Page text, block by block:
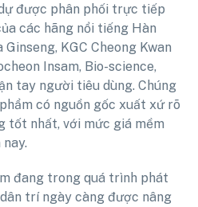
được phân phối trực tiếp
các hãng nổi tiếng Hàn
KGC Cheong Kwan
Insam, Bio-science,
tay người tiêu dùng. Chúng
có nguồn gốc xuất xứ rõ
tốt nhất, với mức giá mềm
đang trong quá trình phát
trí ngày càng được nâng